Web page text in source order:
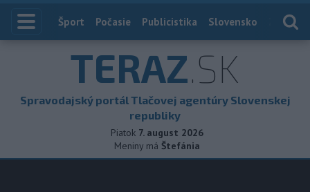
Index
Šport Počasie Publicistika Slovensko
TERAZ.SK
Spravodajský portál Tlačovej agentúry Slovenskej
republiky
Piatok 7. august 2026
Meniny má Štefánia